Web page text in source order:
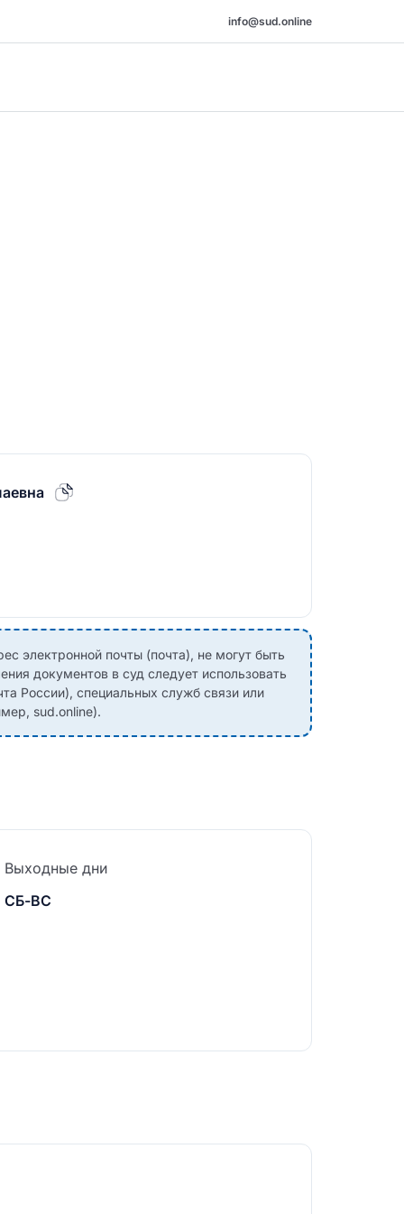
info@sud.online
электронной почты (почта), не могут быть
документов в суд следует использовать
России), специальных служб связи или
sud.online).
Выходные дни
СБ-ВС